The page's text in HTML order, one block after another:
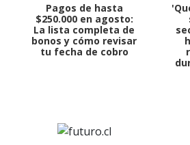
Pagos de hasta
$250.000 en agosto:
La lista completa de
bonos y cómo revisar
tu fecha de cobro